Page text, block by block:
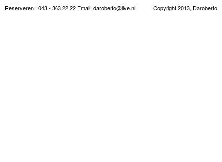
Reserveren : 043 - 363 22 22 Email: daroberto@live.nl Copyright 2013, Daroberto